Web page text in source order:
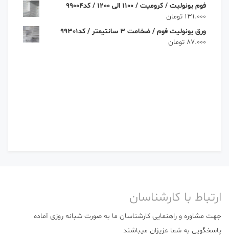
فوم یونولیت / کرومیت / 1100 الی 1200 / کد99004
131.000 تومان
ورق یونولیت فوم / ضخامت 3 سانتیمتر / کد99301
87.000 تومان
ارتباط با کارشناسان
جهت مشاوره و راهنمایی کارشناسان ما به صورت شبانه روزی آماده
پاسخگویی به شما عزیزان میباشند